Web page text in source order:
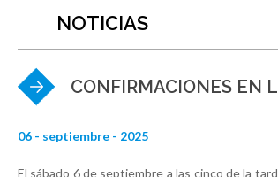
NOTICIAS
CONFIRMACIONES EN
06 - septiembre - 2025
El sábado 6 de septiembre a las cinco de la